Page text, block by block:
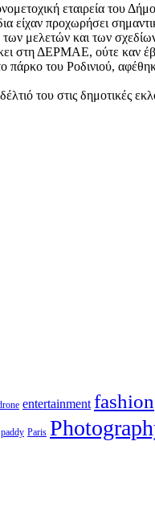
εταιρεία του
είχαν προχωρήσει
μελετών και των
στη ΔΕΡΜΑΕ, ούτε καν
πάρκο του Ροδινιού,
του στις δημοτικές
entertainment fashion
paddy Paris